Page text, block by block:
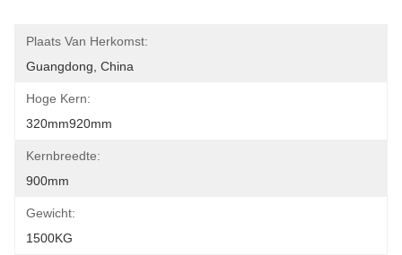
Plaats Van Herkomst:
Guangdong, China
Hoge Kern:
320mm920mm
Kernbreedte:
900mm
Gewicht:
1500KG